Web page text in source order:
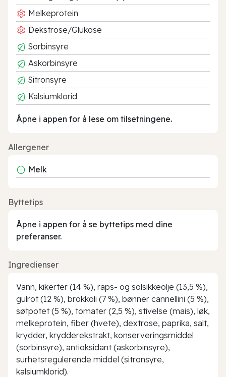
Melkeprotein
Dekstrose/Glukose
Sorbinsyre
Askorbinsyre
Sitronsyre
Kalsiumklorid
Åpne i appen for å lese om tilsetningene.
Allergener
Melk
Byttetips
Åpne i appen for å se byttetips med dine
preferanser.
Ingredienser
Vann, kikerter (14 %), raps- og solsikkeolje (13,5 %),
gulrot (12 %), brokkoli (7 %), bønner cannellini (5 %),
søtpotet (5 %), tomater (2,5 %), stivelse (mais), løk,
melkeprotein, fiber (hvete), dextrose, paprika, salt,
krydder, krydderekstrakt, konserveringsmiddel
(sorbinsyre), antioksidant (askorbinsyre),
surhetsregulerende middel (sitronsyre,
kalsiumklorid).